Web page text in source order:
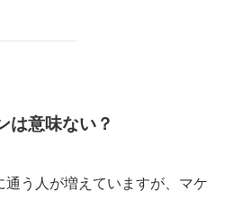
は意味ない？
う人が増えていますが、マケ